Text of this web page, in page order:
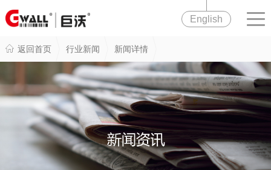
English
返回首页 行业新闻 新闻详情